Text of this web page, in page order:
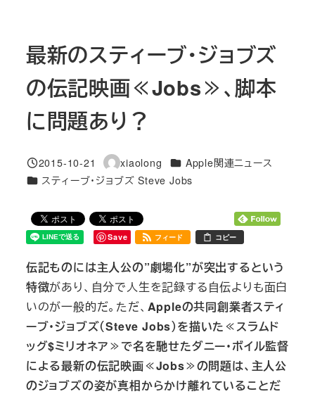
最新のスティーブ・ジョブズ
の伝記映画≪Jobs≫、脚本
に問題あり？
投稿日
2015-10-21
著
者
xiaolong カテゴリー
Apple関連ニュース
カテゴリー
スティーブ・ジョブズ Steve Jobs
Save フィード コピー
伝記ものには主人公の”劇場化”が突出するという
特徴があり、自分で人生を記録する自伝よりも面白
いのが一般的だ。ただ、 Appleの共同創業者スティ
ーブ・ジョブズ（Steve Jobs）を描いた≪スラムド
ッグ$ミリオネア≫で名を馳せたダニー・ボイル監督
による最新の伝記映画≪Jobs≫の問題は、主人公
のジョブズの姿が真相からかけ離れていることだ